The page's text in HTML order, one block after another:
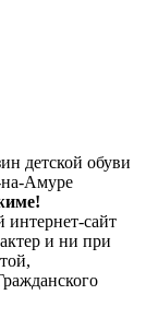
детской обуви
на-Амуре
сайт
и ни при